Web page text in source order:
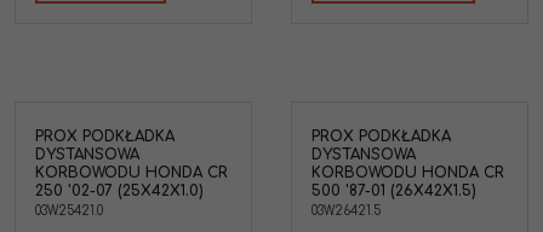
PROX PODKŁADKA
DYSTANSOWA
KORBOWODU HONDA CR
250 '02-07 (25X42X1.0)
03W.25421.0
PROX PODKŁADKA
DYSTANSOWA
KORBOWODU HONDA CR
500 '87-01 (26X42X1.5)
03W.26421.5